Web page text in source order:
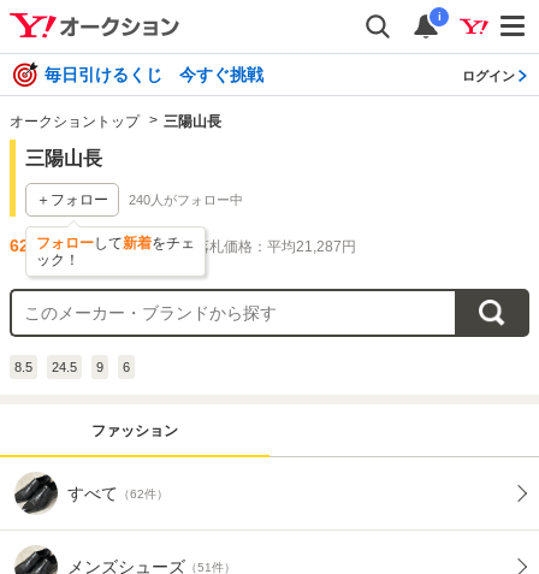
i
毎日引けるくじ 今すぐ挑戦 ログイン
オークショントップ 三陽山長
三陽山長
＋フォロー
フォローして新着をチェ
ック！
240 人がフォロー中
62 件出品されています 落札価格：平均21,287円
8.5 24.5 9 6
ファッション
すべて （62件）
メンズシューズ （51件）